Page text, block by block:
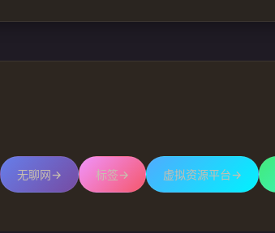
无聊网→ 标签→ 虚拟资源平台→